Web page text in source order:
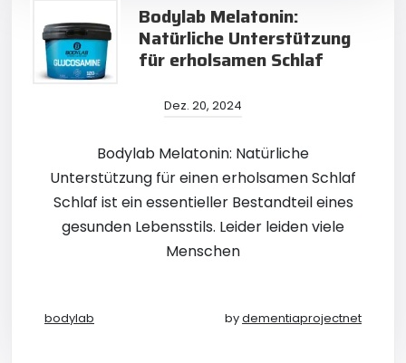
Bodylab Melatonin:
Natürliche Unterstützung
für erholsamen Schlaf
Dez. 20, 2024
Bodylab Melatonin: Natürliche
Unterstützung für einen erholsamen Schlaf
Schlaf ist ein essentieller Bestandteil eines
gesunden Lebensstils. Leider leiden viele
Menschen
bodylab bydementiaprojectnet